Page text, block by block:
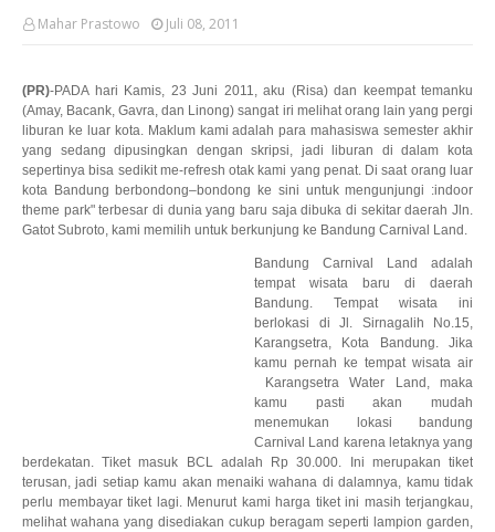
Mahar Prastowo Juli 08, 2011
(PR)-PADA hari Kamis, 23 Juni 2011, aku (Risa) dan keempat temanku
(Amay, Bacank, Gavra, dan Linong) sangat iri melihat orang lain yang pergi
liburan ke luar kota. Maklum kami adalah para mahasiswa semester akhir
yang sedang dipusingkan dengan skripsi, jadi liburan di dalam kota
sepertinya bisa sedikit me-refresh otak kami yang penat. Di saat orang luar
kota Bandung berbondong–bondong ke sini untuk mengunjungi :indoor
theme park" terbesar di dunia yang baru saja dibuka di sekitar daerah Jln.
Gatot Subroto, kami memilih untuk berkunjung ke Bandung Carnival Land.
Bandung Carnival Land adalah
tempat wisata baru di daerah
Bandung. Tempat wisata ini
berlokasi di Jl. Sirnagalih No.15,
Karangsetra, Kota Bandung. Jika
kamu pernah ke tempat wisata air
Karangsetra Water Land, maka
kamu pasti akan mudah
menemukan lokasi bandung
Carnival Land karena letaknya yang
berdekatan. Tiket masuk BCL adalah Rp 30.000. Ini merupakan tiket
terusan, jadi setiap kamu akan menaiki wahana di dalamnya, kamu tidak
perlu membayar tiket lagi. Menurut kami harga tiket ini masih terjangkau,
melihat wahana yang disediakan cukup beragam seperti lampion garden,